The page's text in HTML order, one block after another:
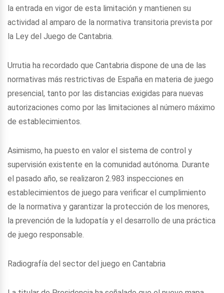
la entrada en vigor de esta limitación y mantienen su
actividad al amparo de la normativa transitoria prevista por
la Ley del Juego de Cantabria.
Urrutia ha recordado que Cantabria dispone de una de las
normativas más restrictivas de España en materia de juego
presencial, tanto por las distancias exigidas para nuevas
autorizaciones como por las limitaciones al número máximo
de establecimientos.
Asimismo, ha puesto en valor el sistema de control y
supervisión existente en la comunidad autónoma. Durante
el pasado año, se realizaron 2.983 inspecciones en
establecimientos de juego para verificar el cumplimiento
de la normativa y garantizar la protección de los menores,
la prevención de la ludopatía y el desarrollo de una práctica
de juego responsable.
Radiografía del sector del juego en Cantabria